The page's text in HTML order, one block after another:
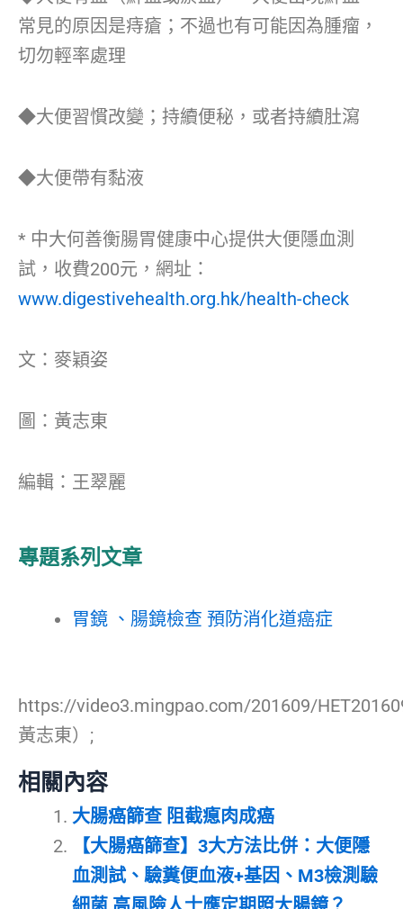
常見的原因是痔瘡；不過也有可能因為腫瘤，
切勿輕率處理
◆大便習慣改變；持續便秘，或者持續肚瀉
◆大便帶有黏液
* 中大何善衡腸胃健康中心提供大便隱血測
試，收費200元，網址：
www.digestivehealth.org.hk/health-check
文：麥穎姿
圖：黃志東
編輯：王翠麗
專題系列文章
胃鏡 、腸鏡檢查 預防消化道癌症
https://video3.mingpao.com/201609/
黃志東）;
相關內容
大腸癌篩查 阻截瘜肉成癌
【大腸癌篩查】3大方法比併：大便隱
血測試、驗糞便血液+基因、M3檢測驗